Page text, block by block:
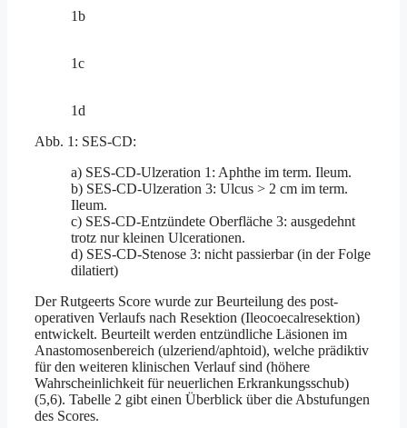
1b
1c
1d
Abb. 1: SES-CD:
a) SES-CD-Ulzeration 1: Aphthe im term. Ileum.
b) SES-CD-Ulzeration 3: Ulcus > 2 cm im term.
Ileum.
c) SES-CD-Entzündete Oberfläche 3: ausgedehnt
trotz nur kleinen Ulcerationen.
d) SES-CD-Stenose 3: nicht passierbar (in der Folge
dilatiert)
Der Rutgeerts Score wurde zur Beurteilung des post-
operativen Verlaufs nach Resektion (Ileocoecalresektion)
entwickelt. Beurteilt werden entzündliche Läsionen im
Anastomosenbereich (ulzeriend/aphtoid), welche prädiktiv
für den weiteren klinischen Verlauf sind (höhere
Wahrscheinlichkeit für neuerlichen Erkrankungsschub)
(5,6). Tabelle 2 gibt einen Überblick über die Abstufungen
des Scores.